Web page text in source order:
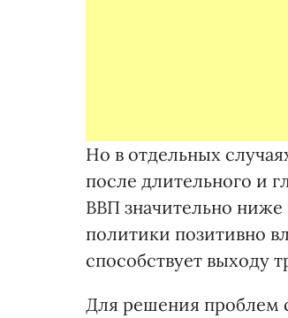
Но в отдельных
после длительного и
ВВП значительно
политики позитивно
способствует выходу
Для решения проблем